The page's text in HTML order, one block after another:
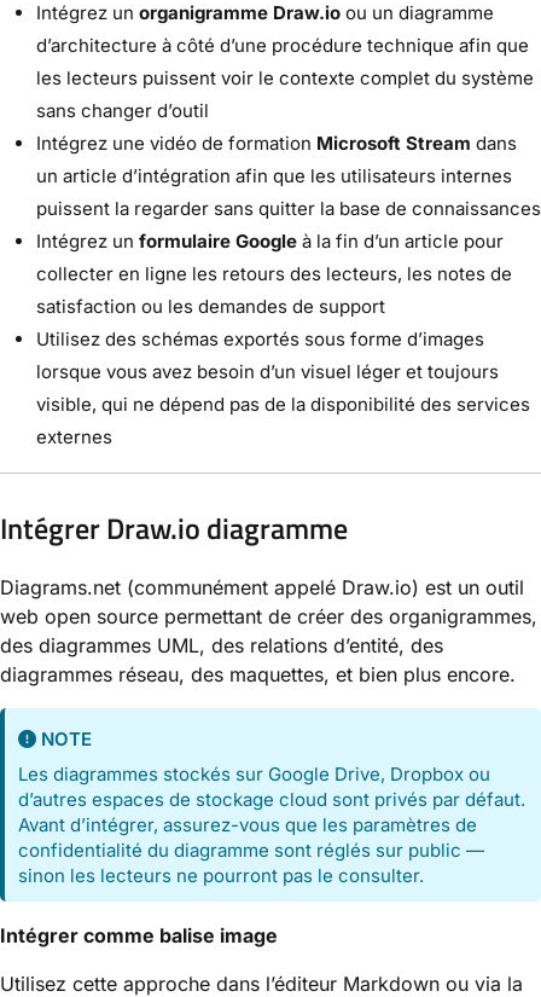
Intégrez un organigramme Draw.io ou un diagramme
d’architecture à côté d’une procédure technique afin que
les lecteurs puissent voir le contexte complet du système
sans changer d’outil
Intégrez une vidéo de formation Microsoft Stream dans
un article d’intégration afin que les utilisateurs internes
puissent la regarder sans quitter la base de connaissances
Intégrez un formulaire Google à la fin d’un article pour
collecter en ligne les retours des lecteurs, les notes de
satisfaction ou les demandes de support
Utilisez des schémas exportés sous forme d’images
lorsque vous avez besoin d’un visuel léger et toujours
visible, qui ne dépend pas de la disponibilité des services
externes
Intégrer Draw.io diagramme
Diagrams.net (communément appelé Draw.io) est un outil
web open source permettant de créer des organigrammes,
des diagrammes UML, des relations d’entité, des
diagrammes réseau, des maquettes, et bien plus encore.
NOTE
Les diagrammes stockés sur Google Drive, Dropbox ou
d’autres espaces de stockage cloud sont privés par défaut.
Avant d’intégrer, assurez-vous que les paramètres de
confidentialité du diagramme sont réglés sur public —
sinon les lecteurs ne pourront pas le consulter.
Intégrer comme balise image
Utilisez cette approche dans l’éditeur Markdown ou via la